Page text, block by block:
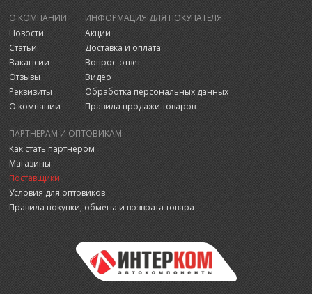
О КОМПАНИИ
Новости
Статьи
Вакансии
Отзывы
Реквизиты
О компании
ИНФОРМАЦИЯ ДЛЯ ПОКУПАТЕЛЯ
Акции
Доставка и оплата
Вопрос-ответ
Видео
Обработка персональных данных
Правила продажи товаров
ПАРТНЕРАМ И ОПТОВИКАМ
Как стать партнером
Магазины
Поставщики
Условия для оптовиков
Правила покупки, обмена и возврата товара